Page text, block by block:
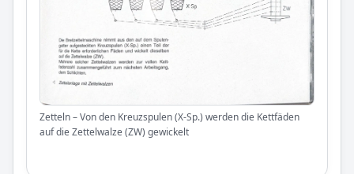
Zetteln – Von den Kreuzspulen (X-Sp.) werden die Kettfäden
auf die Zettelwalze (ZW) gewickelt